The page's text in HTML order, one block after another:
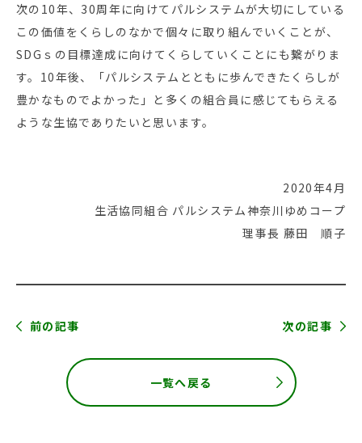
次の10年、30周年に向けてパルシステムが大切にしている
この価値をくらしのなかで個々に取り組んでいくことが、
SDGｓの目標達成に向けてくらしていくことにも繋がりま
す。10年後、「パルシステムとともに歩んできたくらしが
豊かなものでよかった」と多くの組合員に感じてもらえる
ような生協でありたいと思います。
2020年4月
生活協同組合 パルシステム神奈川ゆめコープ
理事長 藤田 順子
前の記事 次の記事
一覧へ戻る